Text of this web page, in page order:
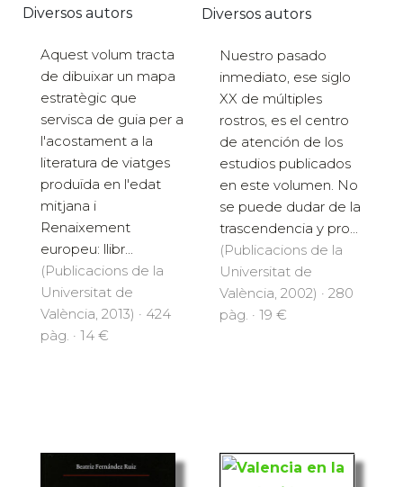
Diversos autors
Aquest volum tracta
de dibuixar un mapa
estratègic que
servisca de guia per a
l'acostament a la
literatura de viatges
produïda en l'edat
mitjana i
Renaixement
europeu: llibr...
(Publicacions de la
Universitat de
València, 2013) · 424
pàg. · 14 €
Diversos autors
Nuestro pasado
inmediato, ese siglo
XX de múltiples
rostros, es el centro
de atención de los
estudios publicados
en este volumen. No
se puede dudar de la
trascendencia y pro...
(Publicacions de la
Universitat de
València, 2002) · 280
pàg. · 19 €